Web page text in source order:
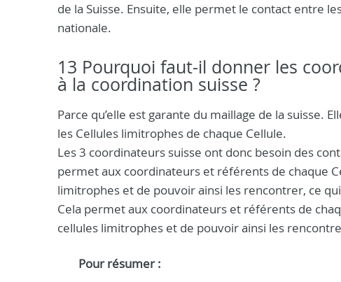
de la Suisse. Ensuite, elle permet le contact entre
nationale.
13 Pourquoi faut-il donner les
à la coordination suisse ?
Parce qu’elle est garante du maillage de la
les Cellules limitrophes de chaque Cellule.
Les 3 coordinateurs suisse ont donc besoin des
permet aux coordinateurs et référents de chaque
limitrophes et de pouvoir ainsi les rencontrer, ce
Cela permet aux coordinateurs et référents de
cellules limitrophes et de pouvoir ainsi les
Pour résumer :